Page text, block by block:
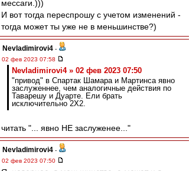
мессаги.)))
И вот тогда переспрошу с учетом изменений -
тогда может ты уже не в меньшинстве?)
Nevladimirovi4 -
02 фев 2023 07:58
Nevladimirovi4 » 02 фев 2023 07:50
"привод" в Спартак Шамара и Мартинса явно
заслуженнее, чем аналогичные действия по
Таварешу и Дуарте. Ели брать
исключительно 2Х2.
читать "... явно НЕ заслуженее..."
Nevladimirovi4 -
02 фев 2023 07:50